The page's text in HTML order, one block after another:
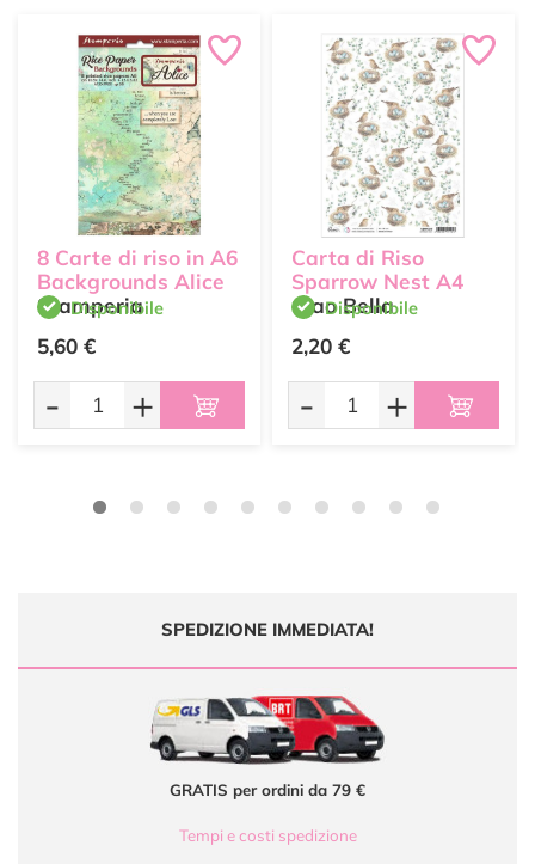
8 Carte di riso in A6
Backgrounds Alice
Stamperia
Disponibile
5,60 €
- +
Carta di Riso
Sparrow Nest A4
Ciao Bella
Disponibile
2,20 €
- +
SPEDIZIONE IMMEDIATA!
GRATIS per ordini da 79 €
Tempi e costi spedizione